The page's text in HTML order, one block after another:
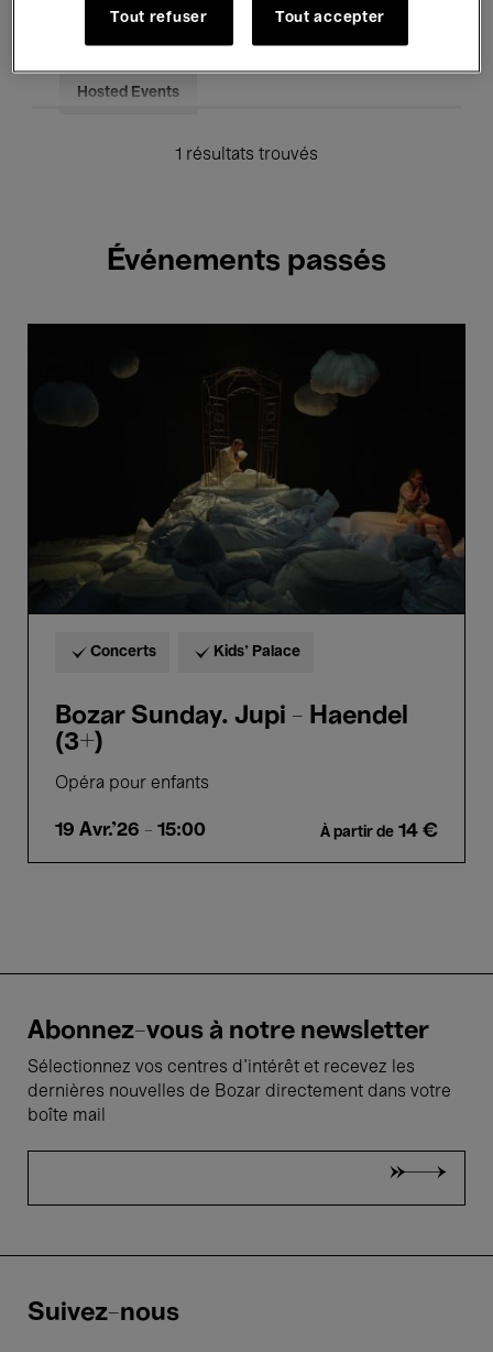
Enseignement Visites guidées
Hosted Events
1 résultats trouvés
Événements passés
Concerts Kids’ Palace
Bozar Sunday. Jupi - Haendel
(3+)
Opéra pour enfants
19 Avr.'26 - 15:00 À partir de 14 €
Abonnez-vous à notre newsletter
Sélectionnez vos centres d'intérêt et recevez les
dernières nouvelles de Bozar directement dans votre
boîte mail
Suivez-nous
Tout refuser Tout accepter